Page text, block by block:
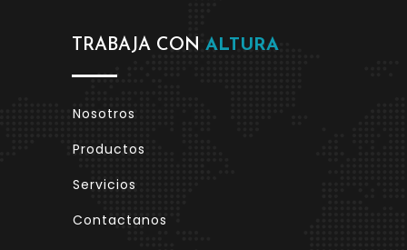
TRABAJA CON ALTURA
Nosotros
Productos
Servicios
Contactanos